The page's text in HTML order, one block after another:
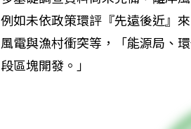
例如未依政策環評『先遠後近』
風電與漁村衝突等，「能源局、
段區塊開發。」